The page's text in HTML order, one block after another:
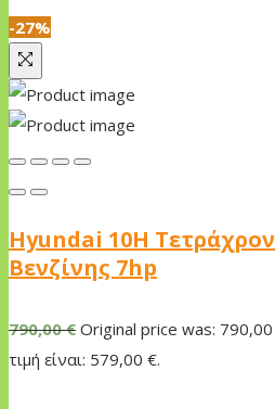
-27%
Hyundai 10H
Βενζίνης 7hp
790,00€ Original price was: 790,00
τιμή είναι: 579,00 €.